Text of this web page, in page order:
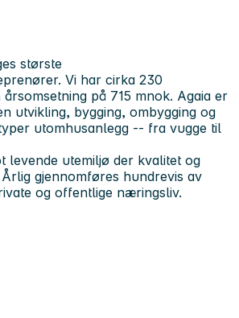
største
Vi har cirka 230
på 715 mnok. Agaia er
utvikling, bygging, ombygging og
utomhusanlegg -- fra vugge til
levende utemiljø der kvalitet og
gjennomføres hundrevis av
og offentlige næringsliv.